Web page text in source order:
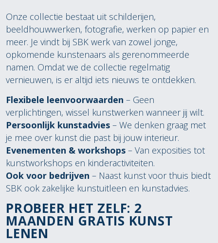
Onze collectie bestaat uit schilderijen,
beeldhouwwerken, fotografie, werken op papier en
meer. Je vindt bij SBK werk van zowel jonge,
opkomende kunstenaars als gerenommeerde
namen. Omdat we de collectie regelmatig
vernieuwen, is er altijd iets nieuws te ontdekken.
Flexibele leenvoorwaarden – Geen
verplichtingen, wissel kunstwerken wanneer jij wilt.
Persoonlijk kunstadvies – We denken graag met
je mee over kunst die past bij jouw interieur.
Evenementen & workshops – Van exposities tot
kunstworkshops en kinderactiviteiten.
Ook voor bedrijven – Naast kunst voor thuis biedt
SBK ook zakelijke kunstuitleen en kunstadvies.
PROBEER HET ZELF: 2
MAANDEN GRATIS KUNST
LENEN